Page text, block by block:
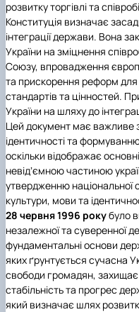
розвитку торгівлі та
Конституція визначає
інтеграції держави. Вона
України на зміцнення
Союзу, впровадження
та прискорення реформ
стандартів та цінностей.
України на шляху до
Цей документ має важливе
ідентичності та
оскільки відображає
невідʼємною частиною
утвердженню національної
культури, мови та
28 червня 1996 рокубуло
незалежної та суверенної
фундаментальні основи
яких ґрунтується сучасна
свободи громадян,
стабільність та прогрес
який визначає шлях